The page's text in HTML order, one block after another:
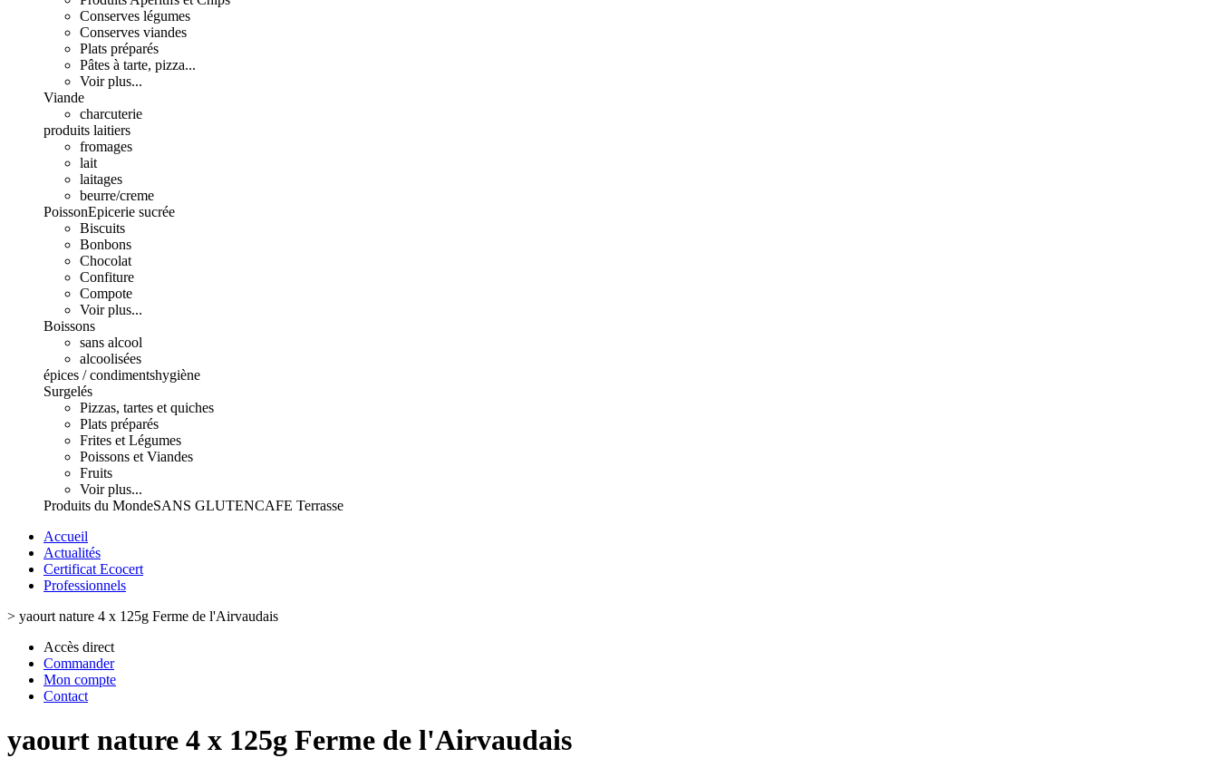
Conserves légumes
Conserves viandes
Plats préparés
Pâtes à tarte, pizza...
Voir plus...
Viande
charcuterie
produits laitiers
fromages
lait
laitages
beurre/creme
PoissonEpicerie sucrée
Biscuits
Bonbons
Chocolat
Confiture
Compote
Voir plus...
Boissons
sans alcool
alcoolisées
épices / condimentshygiène
Surgelés
Pizzas, tartes et quiches
Plats préparés
Frites et Légumes
Poissons et Viandes
Fruits
Voir plus...
Produits du MondeSANS GLUTENCAFE Terrasse
Accueil
Actualités
Certificat Ecocert
Professionnels
> yaourt nature 4 x 125g Ferme de l'Airvaudais
Accès direct
Commander
Mon compte
Contact
yaourt nature 4 x 125g Ferme de l'Airvaudais